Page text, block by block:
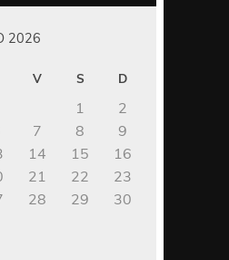
2026
V S D
1
2
7 8
9
14 15
16
21 22
23
28 29
30